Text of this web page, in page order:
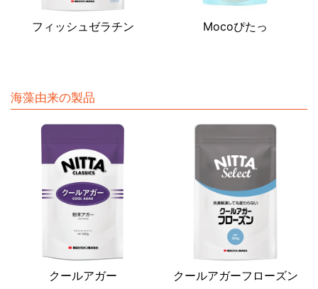
フィッシュゼラチン Mocoぴたっ
海藻由来の製品
クールアガー クールアガーフローズン